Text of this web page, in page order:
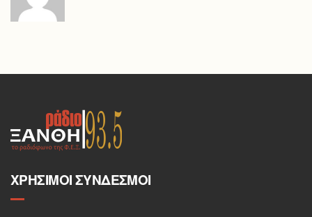
ΧΡΉΣΙΜΟΙ ΣΎΝΔΕΣΜΟΙ